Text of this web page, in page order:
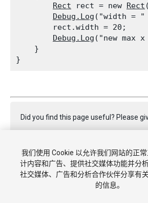
Rect rect = new Rect
Debug.Log ("width =
        rect.width = 20;
Debug.Log ("new max
    }
Did you find this page useful? Please
Report a problem on this page
我们使用 Cookie 以允许我们网站的正
计内容和广告、提供社交媒体功能并分
社交媒体、广告和分析合作伙伴分享有
的信息。